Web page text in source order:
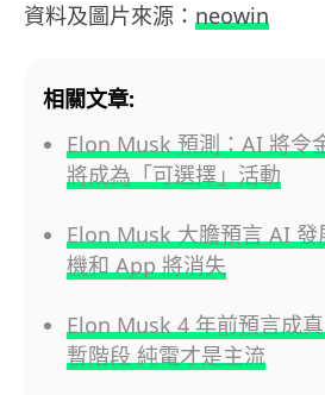
資料及圖片來源： neowin
相關文章:
Elon Musk 預測：AI 將令
將成為「可選擇」活動
Elon Musk 大膽預言 AI 發
機和 App 將消失
Elon Musk 4 年前預言成
暫階段 純電才是主流